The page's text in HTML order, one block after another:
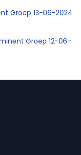
Groep 13-06-2024
Groep 12-06-